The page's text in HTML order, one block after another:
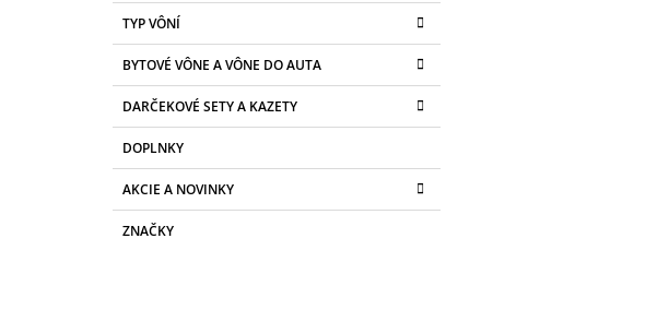
TYP VÔNÍ
BYTOVÉ VÔNE A VÔNE DO AUTA
DARČEKOVÉ SETY A KAZETY
DOPLNKY
AKCIE A NOVINKY
ZNAČKY